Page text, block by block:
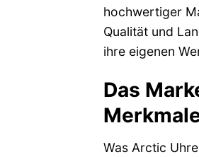
hochwertiger
Qualität und
ihre eigenen
Das
Was Arctic